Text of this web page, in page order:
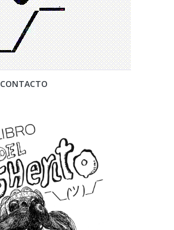
CONTACTO